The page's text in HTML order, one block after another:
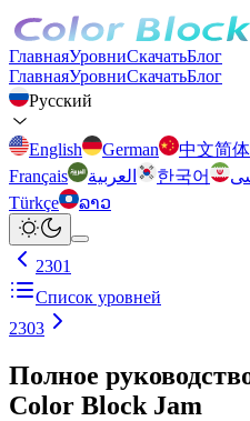
ГлавнаяУровниСкачатьБлог
ГлавнаяУровниСкачатьБлог
Русский
English German 中文简体
Français
العربية 한국어
Türkçe
ລາວ
2301
Список уровней
2303
Полное
Color Block Jam